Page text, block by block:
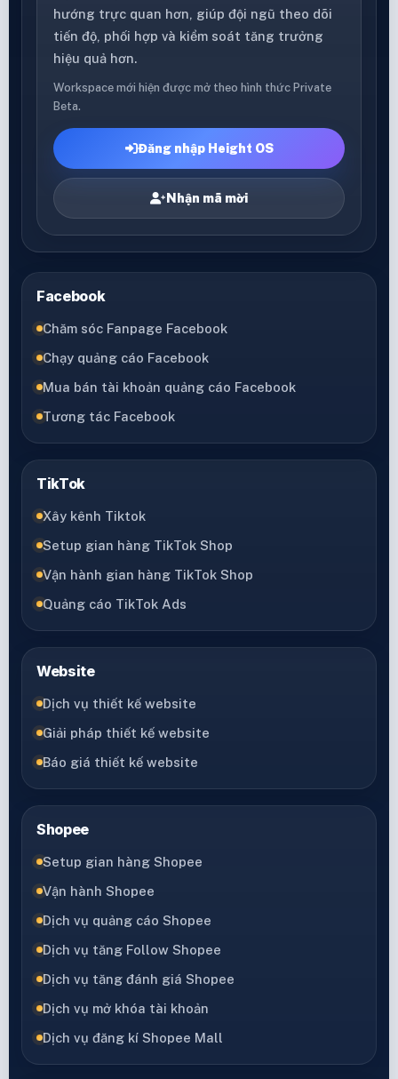
hướng trực quan hơn, giúp đội ngũ theo dõi
tiến độ, phối hợp và kiểm soát tăng trưởng
hiệu quả hơn.
Workspace mới hiện được mở theo hình thức Private
Beta.
Đăng nhập Height OS
Nhận mã mời
Facebook
Chăm sóc Fanpage Facebook
Chạy quảng cáo Facebook
Mua bán tài khoản quảng cáo Facebook
Tương tác Facebook
TikTok
Xây kênh Tiktok
Setup gian hàng TikTok Shop
Vận hành gian hàng TikTok Shop
Quảng cáo TikTok Ads
Website
Dịch vụ thiết kế website
Giải pháp thiết kế website
Báo giá thiết kế website
Shopee
Setup gian hàng Shopee
Vận hành Shopee
Dịch vụ quảng cáo Shopee
Dịch vụ tăng Follow Shopee
Dịch vụ tăng đánh giá Shopee
Dịch vụ mở khóa tài khoản
Dịch vụ đăng kí Shopee Mall